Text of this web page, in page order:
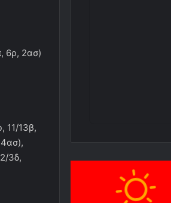
6ρ, 2ασ)
11/13β,
3δ,